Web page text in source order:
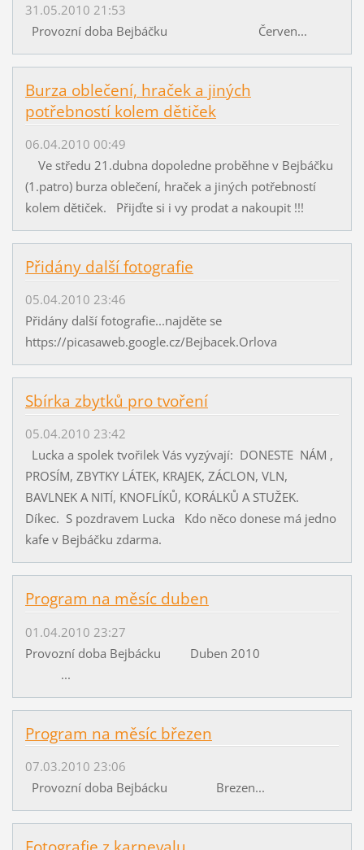
31.05.2010 21:53
Provozní doba Bejbáčku Červen...
Burza oblečení, hraček a jiných
potřebností kolem dětiček
06.04.2010 00:49
Ve středu 21.dubna dopoledne proběhne v Bejbáčku
(1.patro) burza oblečení, hraček a jiných potřebností
kolem dětiček. Přijďte si i vy prodat a nakoupit !!!
Přidány další fotografie
05.04.2010 23:46
Přidány další fotografie...najděte se
https://picasaweb.google.cz/Bejbacek.Orlova
Sbírka zbytků pro tvoření
05.04.2010 23:42
Lucka a spolek tvořilek Vás vyzývají: DONESTE NÁM ,
PROSÍM, ZBYTKY LÁTEK, KRAJEK, ZÁCLON, VLN,
BAVLNEK A NITÍ, KNOFLÍKŮ, KORÁLKŮ A STUŽEK.
Díkec. S pozdravem Lucka Kdo něco donese má jedno
kafe v Bejbáčku zdarma.
Program na měsíc duben
01.04.2010 23:27
Provozní doba Bejbácku Duben 2010
...
Program na měsíc březen
07.03.2010 23:06
Provozní doba Bejbácku Brezen...